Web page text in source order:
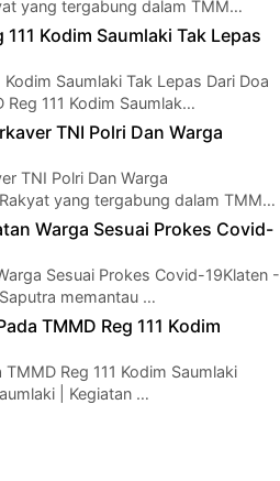
yang tergabung dalam TMM…
Kodim Saumlaki Tak Lepas
Saumlaki Tak Lepas Dari Doa
Reg 111 Kodim Saumlak…
TNI Polri Dan Warga
TNI Polri Dan Warga
yang tergabung dalam TMM…
Warga Sesuai Prokes Covid-
Sesuai Prokes Covid-19Klaten -
memantau …
TMMD Reg 111 Kodim
Reg 111 Kodim Saumlaki
| Kegiatan …